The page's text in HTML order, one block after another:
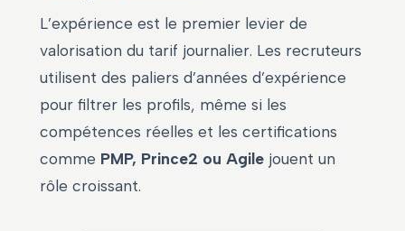
L’expérience est le premier levier de
valorisation du tarif journalier. Les recruteurs
utilisent des paliers d’années d’expérience
pour filtrer les profils, même si les
compétences réelles et les certifications
comme PMP, Prince2 ou Agile jouent un
rôle croissant.